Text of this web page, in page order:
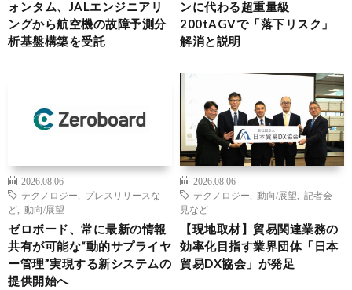
ォンタム、JALエンジニアリ
ングから航空機の故障予測分
析基盤構築を受託
ンに代わる超重量級
200tAGVで「落下リスク」
解消と説明
2026.08.06
テクノロジー
プレスリリースな
ど
動向/展望
ゼロボード、常に最新の情報
共有が可能な“動的サプライヤ
ー管理”実現する新システムの
提供開始へ
2026.08.06
テクノロジー
動向/展望
記者会
見など
【現地取材】貿易関連業務の
効率化目指す業界団体「日本
貿易DX協会」が発足